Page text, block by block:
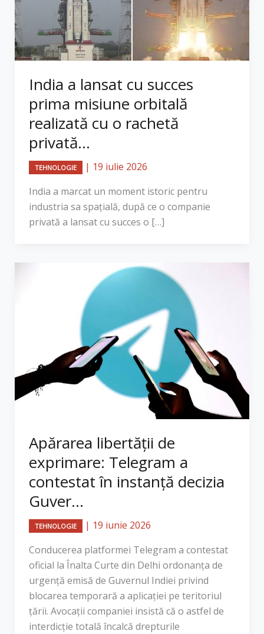
India a lansat cu succes
prima misiune orbitală
realizată cu o rachetă
privată...
TEHNOLOGIE | 19 iulie 2026
India a marcat un moment istoric pentru
industria sa spațială, după ce o companie
privată a lansat cu succes o […]
Apărarea libertății de
exprimare: Telegram a
contestat în instanță decizia
Guver...
TEHNOLOGIE | 19 iunie 2026
Conducerea platformei Telegram a contestat
oficial la Înalta Curte din Delhi ordonanța de
urgență emisă de Guvernul Indiei privind
blocarea temporară a aplicației pe teritoriul
țării. Avocații companiei insistă că o astfel de
interdicție totală încalcă drepturile